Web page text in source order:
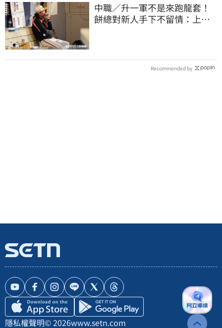
中職／升一軍不是來跑龍套！
餅總對新人手下不留情：上來
Recommended by
隱私權聲明© 2026www.setn.com